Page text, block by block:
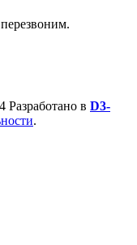
Разработано в D3-
.